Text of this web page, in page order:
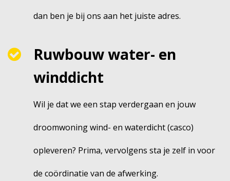
dan ben je bij ons aan het juiste adres.
Ruwbouw water- en
winddicht
Wil je dat we een stap verdergaan en jouw
droomwoning wind- en waterdicht (casco)
opleveren? Prima, vervolgens sta je zelf in voor
de coördinatie van de afwerking.